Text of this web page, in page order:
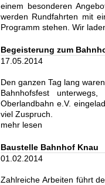
einem besonderen
werden Rundfahrten mit
Programm stehen. Wir
Begeisterung zum
17.05.2014
Den ganzen Tag lang
Bahnhofsfest
Oberlandbahn e.V.
viel Zuspruch.
mehr lesen
Baustelle Bahnhof Knau
01.02.2014
Zahlreiche Arbeiten führt